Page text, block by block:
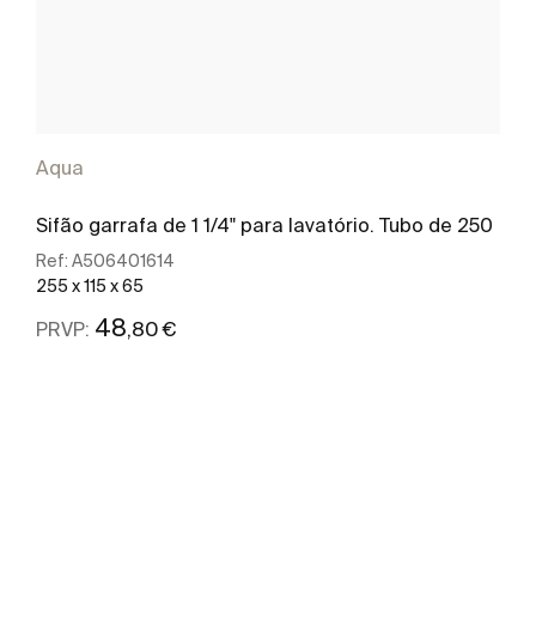
Aqua
Sifão garrafa de 1 1/4" para lavatório. Tubo de 250
Ref: A506401614
255 x 115 x 65
PRVP: 48,80 €